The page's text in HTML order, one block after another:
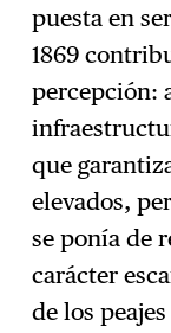
puesta en
1869
percepción:
que
elevados,
se ponía de
carácter
de los